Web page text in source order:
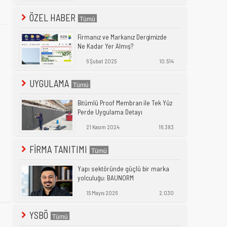
ÖZEL HABER
Firmanız ve Markanız Dergimizde
Ne Kadar Yer Almış?
6 Şubat 2025 10.514
UYGULAMA
Bitümlü Proof Membran ile Tek Yüz
Perde Uygulama Detayı
21 Kasım 2024 16.383
FİRMA TANITIMI
Yapı sektöründe güçlü bir marka
yolculuğu: BAUNORM
15 Mayıs 2026 2.030
YSBÖ